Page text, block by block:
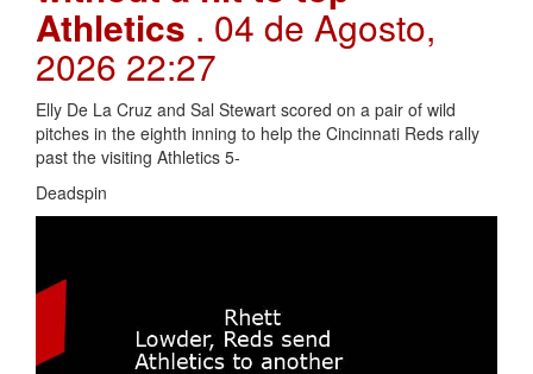
Athletics . 04 de Agosto,
2026 22:27
Elly De La Cruz and Sal Stewart scored on a pair of wild
pitches in the eighth inning to help the Cincinnati Reds rally
past the visiting Athletics 5-
Deadspin